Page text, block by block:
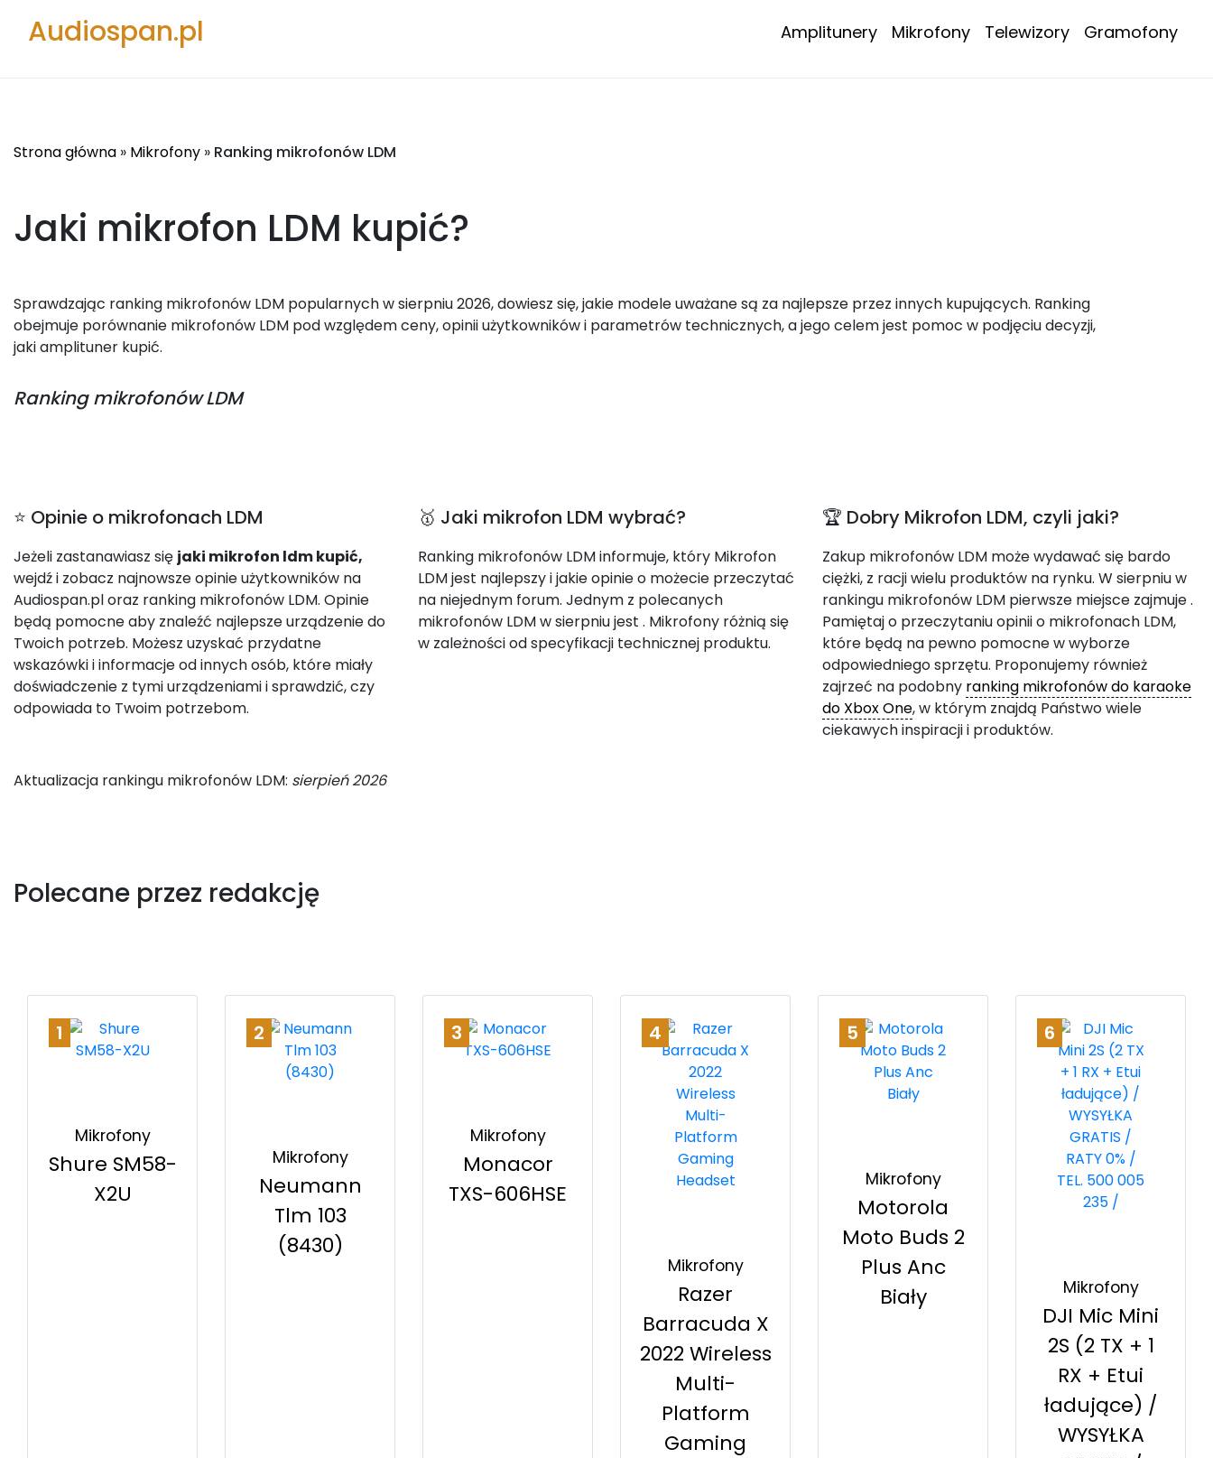
Audiospan.pl Amplitunery Mikrofony Telewizory Gramofony
Strona główna » Mikrofony » Ranking mikrofonów LDM
Jaki mikrofon LDM kupić?
Sprawdzając ranking mikrofonów LDM popularnych w sierpniu 2026, dowiesz się, jakie modele uważane są za najlepsze przez innych kupujących. Ranking
obejmuje porównanie mikrofonów LDM pod względem ceny, opinii użytkowników i parametrów technicznych, a jego celem jest pomoc w podjęciu decyzji,
jaki amplituner kupić.
Rankingmikrofonów LDM
⭐ Opinie o mikrofonach LDM
Jeżeli zastanawiasz się jaki mikrofon ldm kupić,
wejdź i zobacz najnowsze opinie użytkowników na
Audiospan.pl oraz ranking mikrofonów LDM. Opinie
będą pomocne aby znaleźć najlepsze urządzenie do
Twoich potrzeb. Możesz uzyskać przydatne
wskazówki i informacje od innych osób, które miały
doświadczenie z tymi urządzeniami i sprawdzić, czy
odpowiada to Twoim potrzebom.
🥇 Jaki mikrofon LDM wybrać?
Ranking mikrofonów LDM informuje, który Mikrofon
LDM jest najlepszy i jakie opinie o możecie przeczytać
na niejednym forum. Jednym z polecanych
mikrofonów LDM w sierpniu jest . Mikrofony różnią się
w zależności od specyfikacji technicznej produktu.
🏆 Dobry Mikrofon LDM, czyli jaki?
Zakup mikrofonów LDM może wydawać się bardo
ciężki, z racji wielu produktów na rynku. W sierpniu w
rankingu mikrofonów LDM pierwsze miejsce zajmuje.
Pamiętaj o przeczytaniu opinii o mikrofonach LDM,
które będą na pewno pomocne w wyborze
odpowiedniego sprzętu. Proponujemy również
zajrzeć na podobny ranking mikrofonów do karaoke
do Xbox One, w którym znajdą Państwo wiele
ciekawych inspiracji i produktów.
Aktualizacja rankingu mikrofonów LDM: sierpień 2026
Polecane przez redakcję
1
Mikrofony
Shure SM58-
X2U
2
Mikrofony
Neumann
Tlm 103
(8430)
3
Mikrofony
Monacor
TXS-606HSE
4
Mikrofony
Razer
Barracuda X
2022 Wireless
Multi-
Platform
Gaming
5
Mikrofony
Motorola
Moto Buds 2
Plus Anc
Biały
6
Mikrofony
DJI Mic Mini
2S (2 TX + 1
RX + Etui
ładujące) /
WYSYŁKA